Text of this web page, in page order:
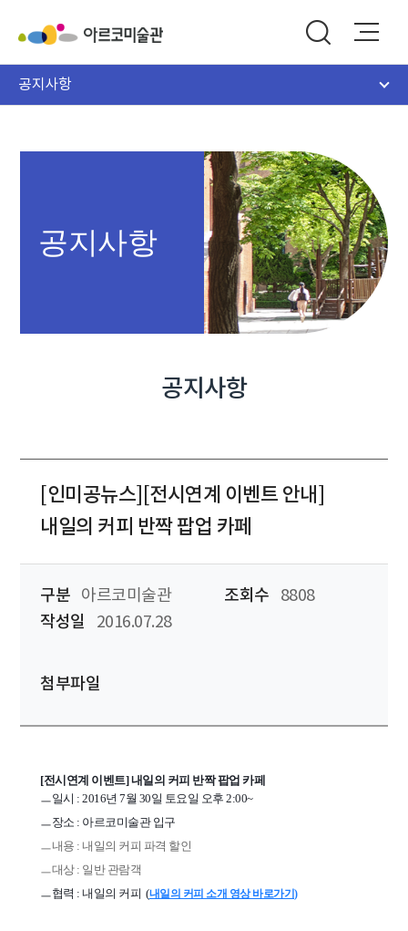
공지사항
공지사항
공지사항
[인미공뉴스][전시연계 이벤트 안내]
내일의 커피 반짝 팝업 카페
구분 아르코미술관 조회수
8808
작성일
2016.07.28
첨부파일
[전시연계 이벤트] 내일의 커피 반짝 팝업 카페
ㅡ일시 : 2016년 7월 30일 토요일 오후 2:00~
ㅡ장소 : 아르코미술관 입구
ㅡ내용 : 내일의 커피 파격 할인
ㅡ대상 : 일반 관람객
ㅡ협력 : 내일의 커피 (내일의 커피 소개 영상 바로가기)